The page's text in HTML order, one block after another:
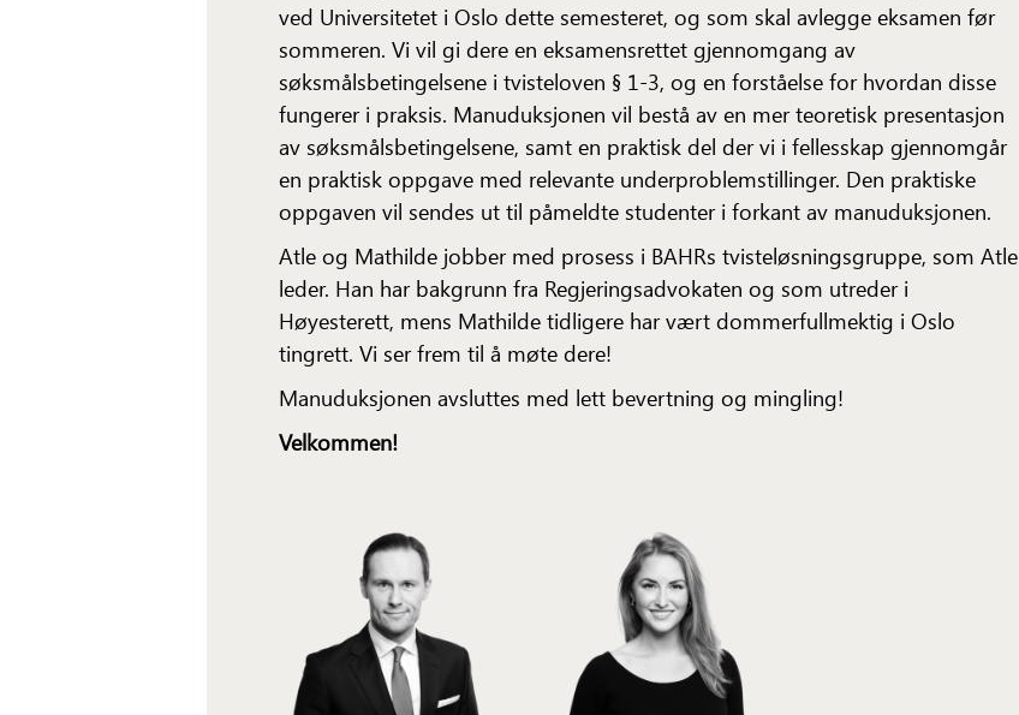
ved Universitetet i Oslo dette semesteret, og som skal avlegge eksamen før
sommeren. Vi vil gi dere en eksamensrettet gjennomgang av
søksmålsbetingelsene i tvisteloven § 1-3, og en forståelse for hvordan disse
fungerer i praksis. Manuduksjonen vil bestå av en mer teoretisk presentasjon
av søksmålsbetingelsene, samt en praktisk del der vi i fellesskap gjennomgår
en praktisk oppgave med relevante underproblemstillinger. Den praktiske
oppgaven vil sendes ut til påmeldte studenter i forkant av manuduksjonen.
Atle og Mathilde jobber med prosess i BAHRs tvisteløsningsgruppe, som Atle
leder. Han har bakgrunn fra Regjeringsadvokaten og som utreder i
Høyesterett, mens Mathilde tidligere har vært dommerfullmektig i Oslo
tingrett. Vi ser frem til å møte dere!
Manuduksjonen avsluttes med lett bevertning og mingling!
Velkommen!